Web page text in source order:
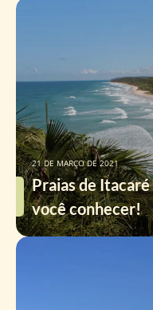
Praias de
você conhecer!
21 DE MARÇO DE 2021